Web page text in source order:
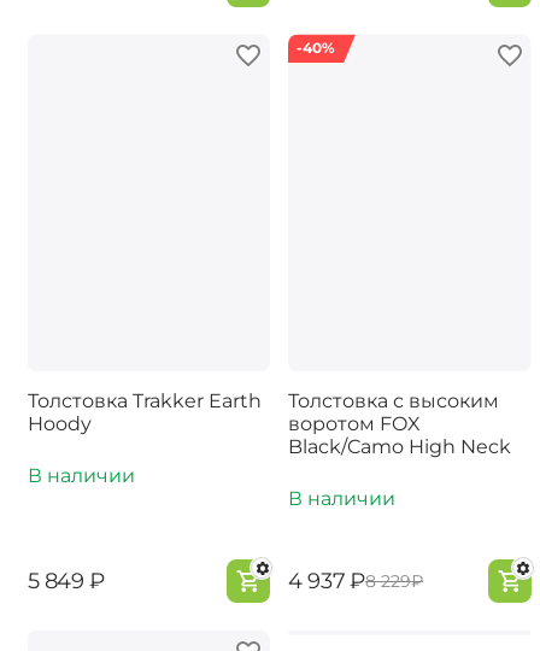
Толстовка Trakker Earth
Hoody
В наличии
‍5 849‍ ₽
-40%
Толстовка с высоким
воротом FOX
Black/Camo High Neck
В наличии
‍4 937‍₽‍8 229‍₽